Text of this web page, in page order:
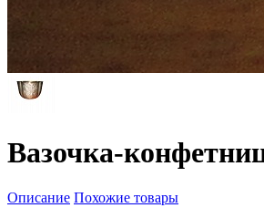
Вазочка-
Описание Похожие товары